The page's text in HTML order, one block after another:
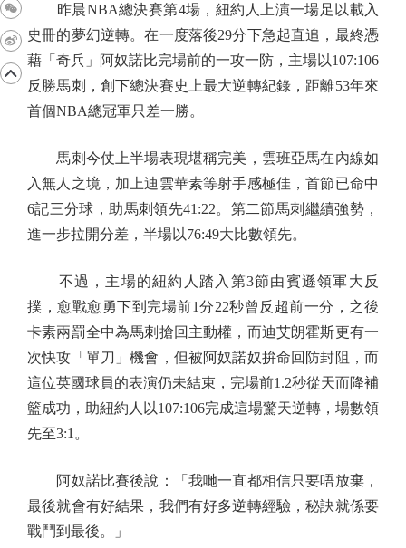
昨晨NBA總決賽第4場，紐約人上演一場足以載入
史冊的夢幻逆轉。在一度落後29分下急起直追，最終憑
藉「奇兵」阿奴諾比完場前的一攻一防，主場以107:106
反勝馬刺，創下總決賽史上最大逆轉紀錄，距離53年來
首個NBA總冠軍只差一勝。
馬刺今仗上半場表現堪稱完美，雲班亞馬在內線如
入無人之境，加上迪雲華素等射手感極佳，首節已命中
6記三分球，助馬刺領先41:22。第二節馬刺繼續強勢，
進一步拉開分差，半場以76:49大比數領先。
不過，主場的紐約人踏入第3節由賓遜領軍大反
撲，愈戰愈勇下到完場前1分22秒曾反超前一分，之後
卡素兩罰全中為馬刺搶回主動權，而迪艾朗霍斯更有一
次快攻「單刀」機會，但被阿奴諾奴拚命回防封阻，而
這位英國球員的表演仍未結束，完場前1.2秒從天而降補
籃成功，助紐約人以107:106完成這場驚天逆轉，場數領
先至3:1。
阿奴諾比賽後說：「我哋一直都相信只要唔放棄，
最後就會有好結果，我們有好多逆轉經驗，秘訣就係要
戰鬥到最後。」